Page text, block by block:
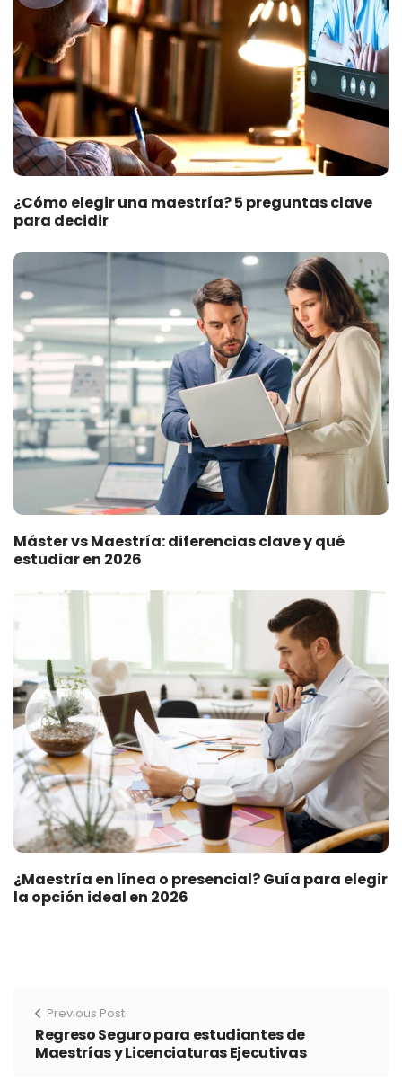
¿Cómo elegir una maestría? 5 preguntas clave
para decidir
Máster vs Maestría: diferencias clave y qué
estudiar en 2026
¿Maestría en línea o presencial? Guía para elegir
la opción ideal en 2026
Previous Post
Regreso Seguro para estudiantes de
Maestrías y Licenciaturas Ejecutivas